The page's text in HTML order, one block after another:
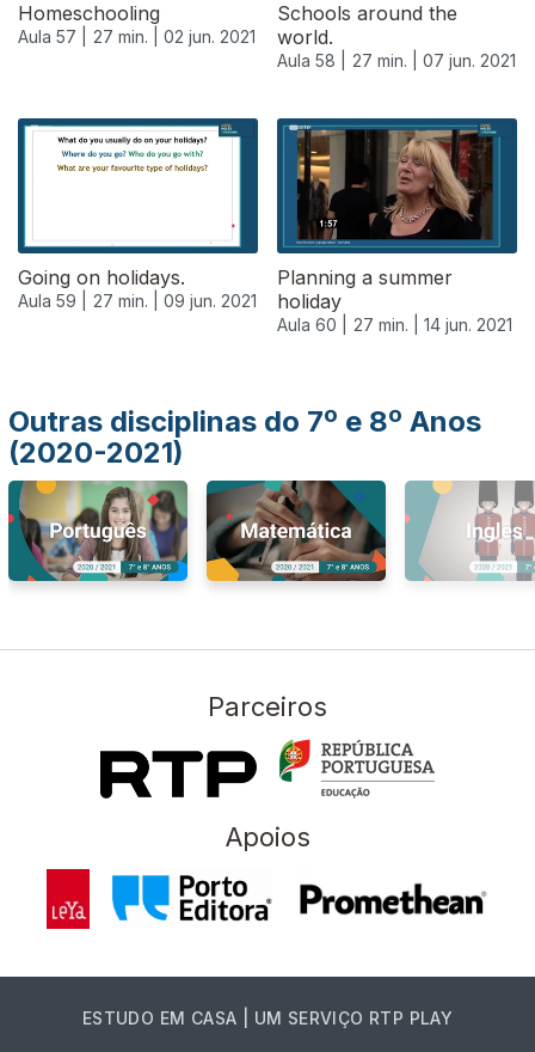
Homeschooling
Aula 57 | 27 min. | 02 jun. 2021
Schools around the
world.
Aula 58 | 27 min. | 07 jun. 2021
Going on holidays.
Aula 59 | 27 min. | 09 jun. 2021
Planning a summer
holiday
Aula 60 | 27 min. | 14 jun. 2021
550986
Outras disciplinas do 7º e 8º Anos
(2020-2021)
Parceiros
Apoios
ESTUDO EM CASA | UM SERVIÇO RTP PLAY